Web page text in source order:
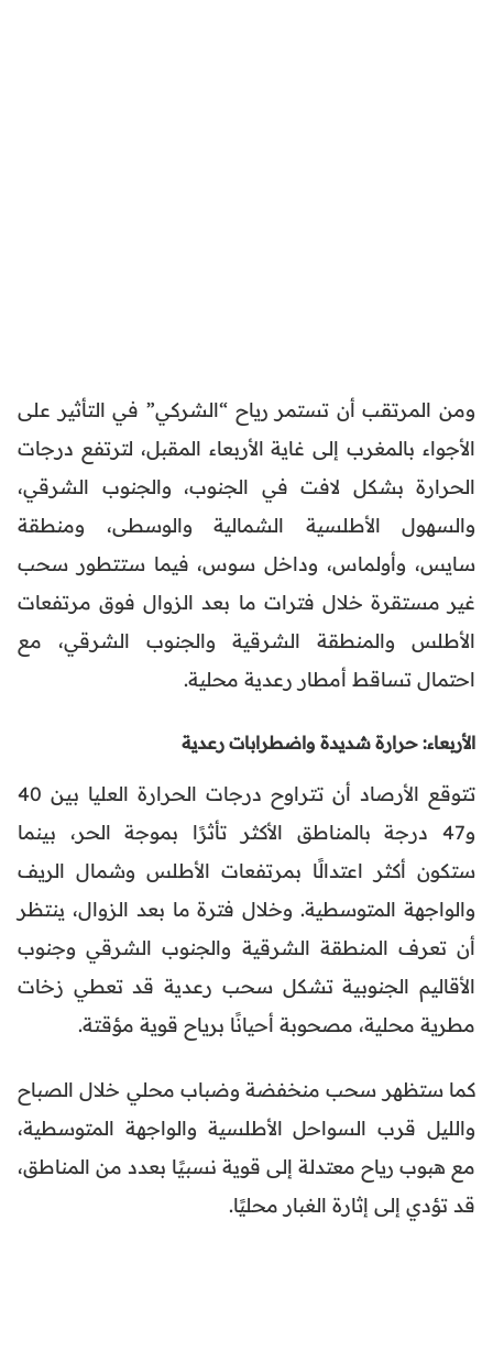
ومن المرتقب أن تستمر رياح “الشركي” في التأثير على
الأجواء بالمغرب إلى غاية الأربعاء المقبل، لترتفع درجات
الحرارة بشكل لافت في الجنوب، والجنوب الشرقي،
والسهول الأطلسية الشمالية والوسطى، ومنطقة
سايس، وأولماس، وداخل سوس، فيما ستتطور سحب
غير مستقرة خلال فترات ما بعد الزوال فوق مرتفعات
الأطلس والمنطقة الشرقية والجنوب الشرقي، مع
احتمال تساقط أمطار رعدية محلية.
الأربعاء: حرارة شديدة واضطرابات رعدية
تتوقع الأرصاد أن تتراوح درجات الحرارة العليا بين 40
و47 درجة بالمناطق الأكثر تأثرًا بموجة الحر، بينما
ستكون أكثر اعتدالًا بمرتفعات الأطلس وشمال الريف
والواجهة المتوسطية. وخلال فترة ما بعد الزوال، ينتظر
أن تعرف المنطقة الشرقية والجنوب الشرقي وجنوب
الأقاليم الجنوبية تشكل سحب رعدية قد تعطي زخات
مطرية محلية، مصحوبة أحيانًا برياح قوية مؤقتة.
كما ستظهر سحب منخفضة وضباب محلي خلال الصباح
والليل قرب السواحل الأطلسية والواجهة المتوسطية،
مع هبوب رياح معتدلة إلى قوية نسبيًا بعدد من المناطق،
قد تؤدي إلى إثارة الغبار محليًا.